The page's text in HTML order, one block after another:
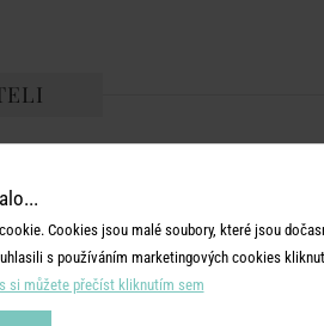
LÍBIT
Cookies jsou malé soubory, které jsou
s používáním marketingových cookies
si můžete přečíst kliknutím sem